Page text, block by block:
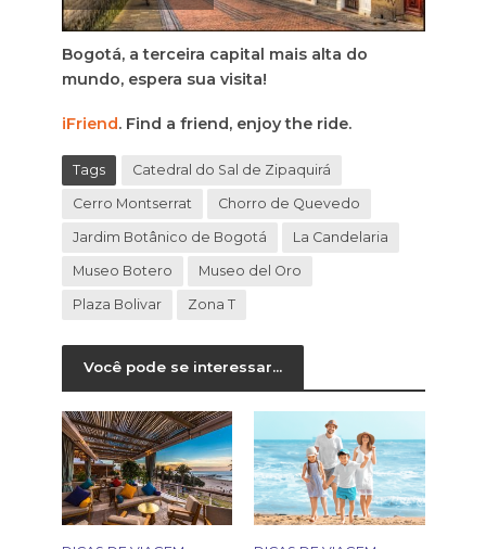
Bogotá, a terceira capital mais alta do
mundo, espera sua visita!
iFriend. Find a friend, enjoy the ride.
Tags Catedral do Sal de Zipaquirá
Cerro Montserrat Chorro de Quevedo
Jardim Botânico de Bogotá La Candelaria
Museo Botero Museo del Oro
Plaza Bolivar Zona T
Você pode se interessar...